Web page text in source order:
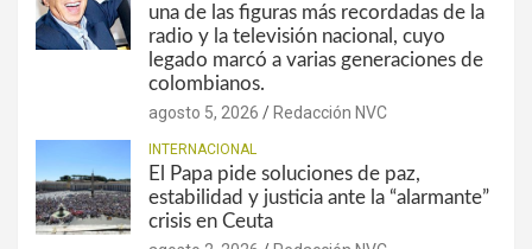
una de las figuras más recordadas de la
radio y la televisión nacional, cuyo
legado marcó a varias generaciones de
colombianos.
agosto 5, 2026 Redacción NVC
INTERNACIONAL
El Papa pide soluciones de paz,
estabilidad y justicia ante la “alarmante”
crisis en Ceuta